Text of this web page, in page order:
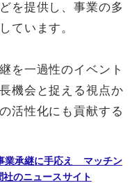
を提供し、事業の多
ています。
を一過性のイベント
機会と捉える視点か
活性化にも貢献する
業承継に手応え マッチン
のニュースサイト